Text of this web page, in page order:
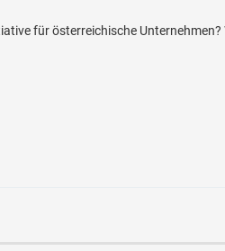
für österreichische